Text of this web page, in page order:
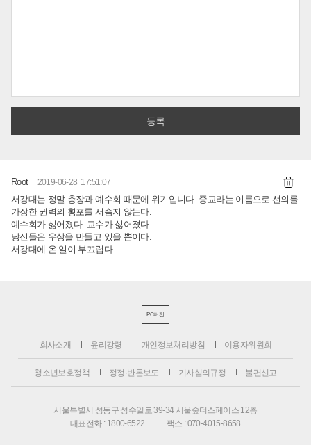
Root 2019-06-28 17:51:07
서강대는 정말 총장과 예수회 때문에 위기입니다. 종교라는 이름으로 선의를
가장한 권력의 횡포를 서슴지 않는다.
예수회가 싫어졌다. 교수가 싫어졌다.
당신들은 우상을 만들고 있을 뿐이다.
서강대에 온 일이 부끄럽다.
PC버전
회사소개 윤리강령 개인정보처리방침 이용자위원회
청소년보호정책 정정·반론보도 기사심의규정 불편신고
서울특별시 성동구 성수일로 39-34 서울숲더스페이스 12층
대표전화 : 1800-6522
팩스 : 070-4015-8658